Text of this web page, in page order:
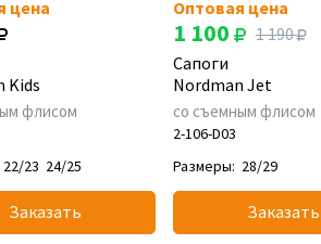
цена
Kids
флисом
22/23 24/25
Заказать
Оптовая цена
1 100
1 190
Сапоги
Nordman Jet
со съемным флисом
2-106-D03
Размеры: 28/29
Заказать